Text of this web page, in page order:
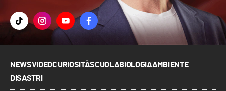
NEWSVIDEOCURIOSITÀSCUOLABIOLOGIAAMBIENTE
DISASTRI